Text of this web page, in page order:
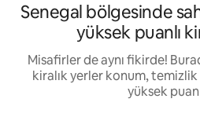
Senegal bölgesinde
yüksek puanlı
Misafirler de aynı fikirde!
kiralık yerler konum,
yüksek puan